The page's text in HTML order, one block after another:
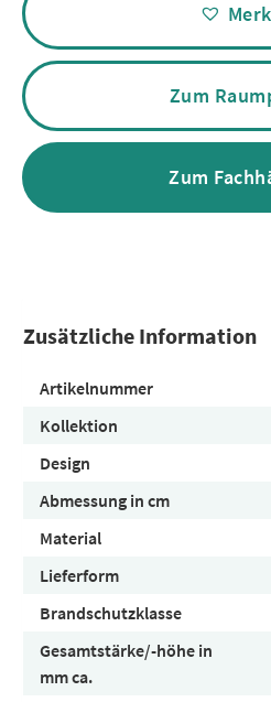
Zum
Zum
Zusätzliche Information
Artikelnummer
Kollektion
Design
Abmessung in cm
Material
Lieferform
Brandschutzklasse
Gesamtstärke/-höhe in
mm ca.